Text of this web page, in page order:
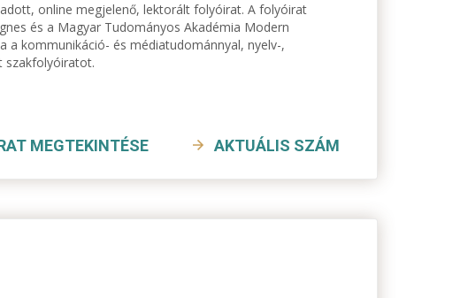
online megjelenő, lektorált folyóirat. A folyóirat
és a Magyar Tudományos Akadémia Modern
a kommunikáció- és médiatudománnyal, nyelv-,
szakfolyóiratot.
MEGTEKINTÉSE AKTUÁLIS SZÁM